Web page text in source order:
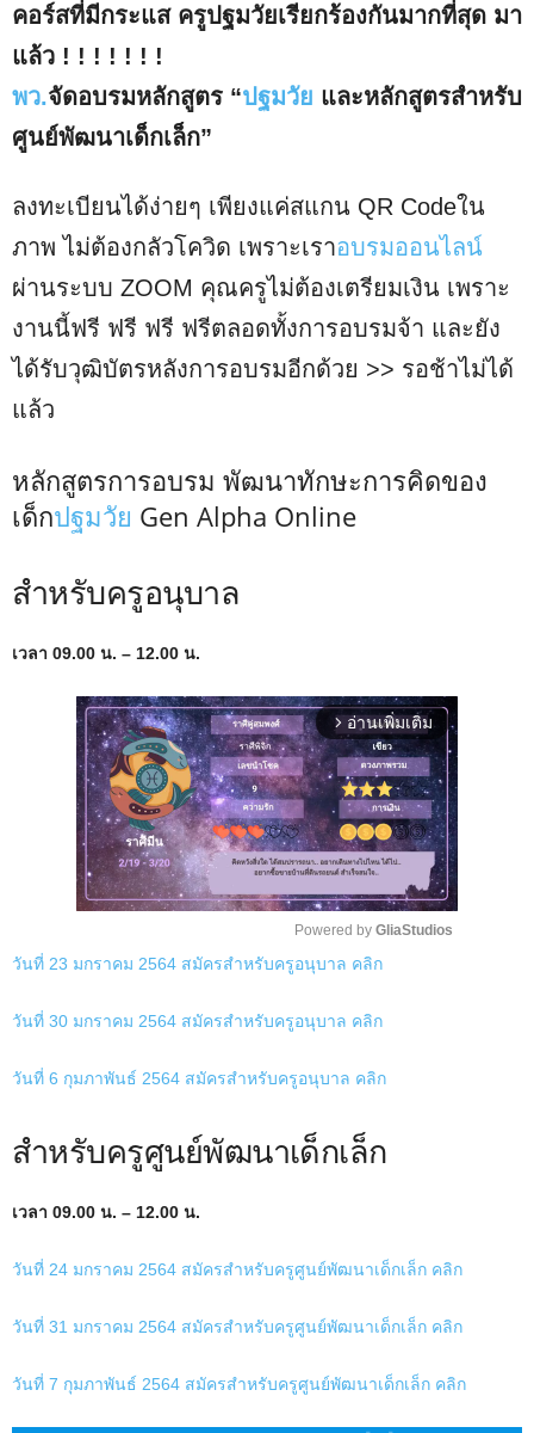
คอร์สที่มีกระแส ครูปฐมวัยเรียกร้องกันมากที่สุด มา
แล้ว ! ! ! ! ! ! !
พว.จัดอบรมหลักสูตร “ปฐมวัย และหลักสูตรสำหรับ
ศูนย์พัฒนาเด็กเล็ก”
ลงทะเบียนได้ง่ายๆ เพียงแค่สแกน QR Codeใน
ภาพ ไม่ต้องกลัวโควิด เพราะเราอบรมออนไลน์
ผ่านระบบ ZOOM คุณครูไม่ต้องเตรียมเงิน เพราะ
งานนี้ฟรี ฟรี ฟรี ฟรีตลอดทั้งการอบรมจ้า และยัง
ได้รับวุฒิบัตรหลังการอบรมอีกด้วย >> รอช้าไม่ได้
แล้ว
หลักสูตรการอบรม พัฒนาทักษะการคิดของ
เด็กปฐมวัย Gen Alpha Online
สำหรับครูอนุบาล
เวลา 09.00 น. – 12.00 น.
arrow_forward_ios อ่านเพิ่มเติม
t
Powered by GliaStudios
วันที่ 23 มกราคม 2564 สมัครสำหรับครูอนุบาล คลิก
วันที่ 30 มกราคม 2564 สมัครสำหรับครูอนุบาล คลิก
วันที่ 6 กุมภาพันธ์ 2564 สมัครสำหรับครูอนุบาล คลิก
สำหรับครูศูนย์พัฒนาเด็กเล็ก
เวลา 09.00 น. – 12.00 น.
วันที่ 24 มกราคม 2564 สมัครสำหรับครูศูนย์พัฒนาเด็กเล็ก คลิก
วันที่ 31 มกราคม 2564 สมัครสำหรับครูศูนย์พัฒนาเด็กเล็ก คลิก
วันที่ 7 กุมภาพันธ์ 2564 สมัครสำหรับครูศูนย์พัฒนาเด็กเล็ก คลิก